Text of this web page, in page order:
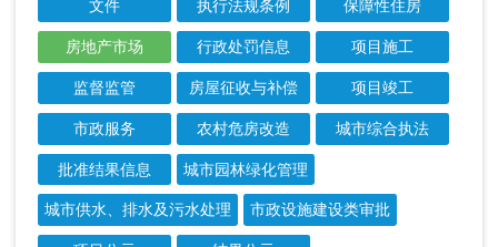
信息标题 文 号
成文
日期
发布
日期
阿图什市2026年
上半年住宅专项
维修资金使用...
2026-
07-16
2026-
07-16
阿图什市商品房
预售许可办理明
细（2月）
2026-
02-26
2026-
02-26